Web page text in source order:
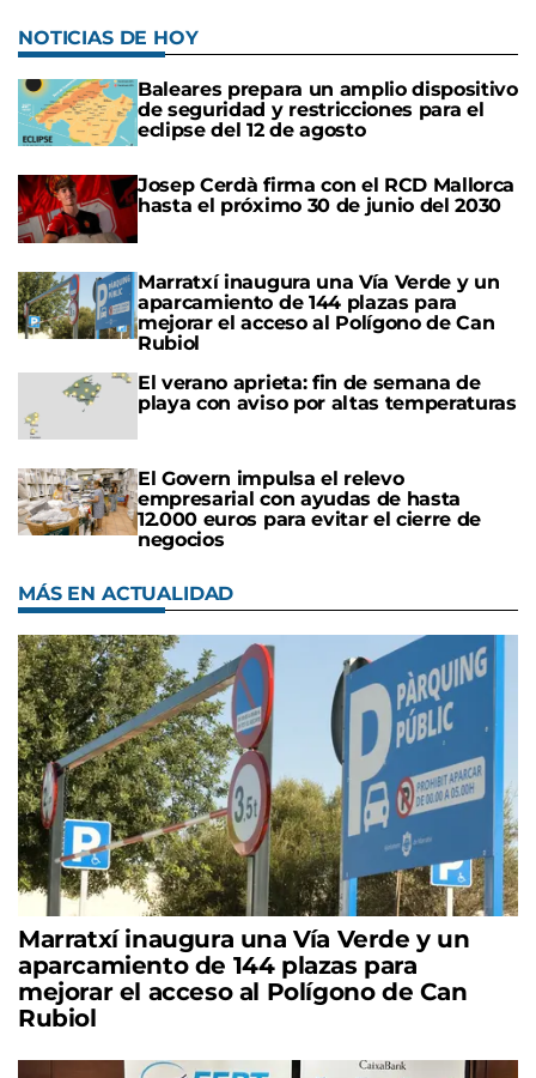
NOTICIAS DE HOY
Baleares prepara un amplio dispositivo
de seguridad y restricciones para el
eclipse del 12 de agosto
Josep Cerdà firma con el RCD Mallorca
hasta el próximo 30 de junio del 2030
Marratxí inaugura una Vía Verde y un
aparcamiento de 144 plazas para
mejorar el acceso al Polígono de Can
Rubiol
El verano aprieta: fin de semana de
playa con aviso por altas temperaturas
El Govern impulsa el relevo
empresarial con ayudas de hasta
12.000 euros para evitar el cierre de
negocios
MÁS EN ACTUALIDAD
Marratxí inaugura una Vía Verde y un
aparcamiento de 144 plazas para
mejorar el acceso al Polígono de Can
Rubiol